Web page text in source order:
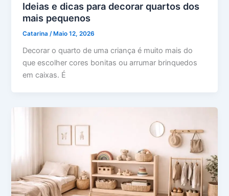
Ideias e dicas para decorar quartos dos
mais pequenos
Catarina/ Maio 12, 2026
Decorar o quarto de uma criança é muito mais do
que escolher cores bonitas ou arrumar brinquedos
em caixas. É